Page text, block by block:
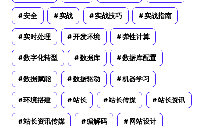
安全 实战 实战技巧 实战指南
实时处理 开发环境 弹性计算
数字化转型 数据库 数据库配置
数据赋能 数据驱动 机器学习
环境搭建 站长 站长传媒 站长资讯
站长资讯传媒 编解码 网站设计